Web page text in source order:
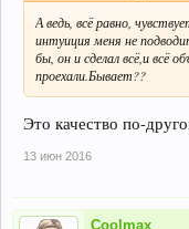
А ведь, всё равно,
интуиция меня не
бы, он и сделал всё,и всё
проехали.Бывает??
Это качество по-
13 июн 2016
Coolmax